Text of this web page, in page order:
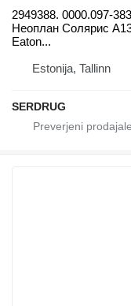
2949388. 0000.097-
Неоплан Солярис
Eaton...
Estonija, Tallinn
SERDRUG